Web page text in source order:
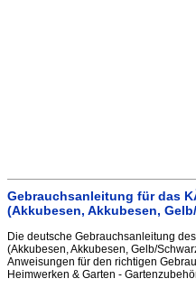
Gebrauchsanleitung für das
(Akkubesen, Akkubesen,
Die deutsche Gebrauchsanleitung
(Akkubesen, Akkubesen, Gelb/
Anweisungen für den richtigen
Heimwerken & Garten -